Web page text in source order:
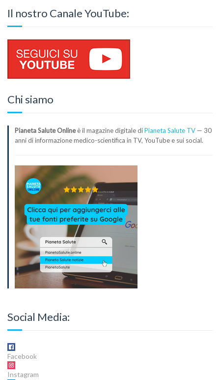
Il nostro Canale YouTube:
Chi siamo
Pianeta Salute Onlineè il magazine digitale diPianeta Salute TV — 30
anni di informazione medico-scientifica in TV, YouTube e sui social.
Social Media:
Facebook
Instagram